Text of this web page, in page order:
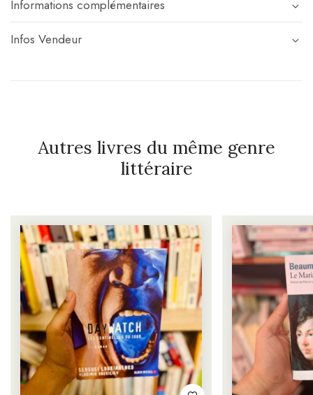
Informations complémentaires
Infos Vendeur
Autres livres du même genre
littéraire